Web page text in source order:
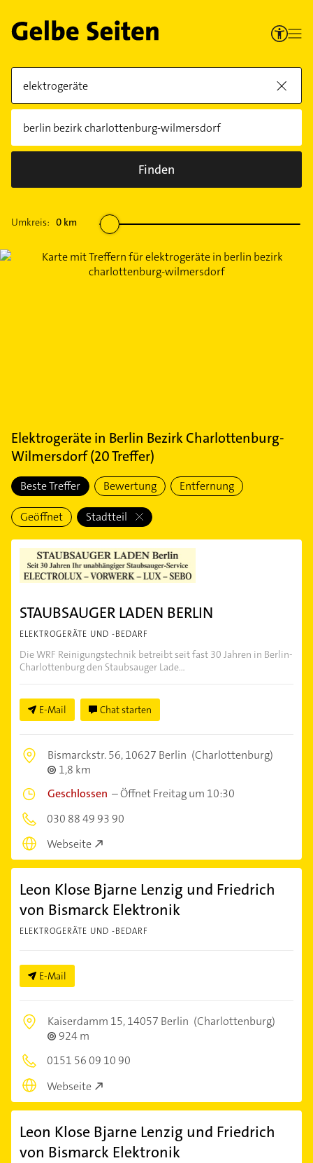
Finden
Umkreis: 0 km
Elektrogerätein Berlin Bezirk Charlottenburg-
Wilmersdorf(20Treffer)
Beste Treffer Bewertung Entfernung
Geöffnet Stadtteil
STAUBSAUGER LADEN BERLIN
ELEKTROGERÄTE UND -BEDARF
Die WRF Reinigungstechnik betreibt seit fast 30 Jahren in Berlin-
Charlottenburg den Staubsauger Lade...
E-Mail Chat starten
Bismarckstr. 56,10627 Berlin (Charlottenburg)
1,8 km
Geschlossen –Öffnet Freitag um 10:30
030 88 49 93 90
Webseite
Leon Klose Bjarne Lenzig und Friedrich
von Bismarck Elektronik
ELEKTROGERÄTE UND -BEDARF
E-Mail
Kaiserdamm 15,14057 Berlin (Charlottenburg)
924 m
0151 56 09 10 90
Webseite
Leon Klose Bjarne Lenzig und Friedrich
von Bismarck Elektronik